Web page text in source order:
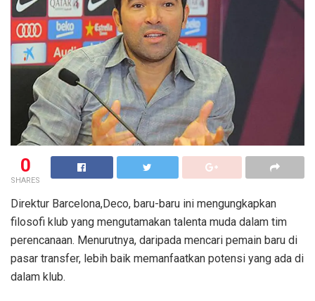
0
SHARES
Direktur Barcelona,​​Deco, baru-baru ini mengungkapkan
filosofi klub yang mengutamakan talenta muda dalam tim
perencanaan. Menurutnya, daripada mencari pemain baru di
pasar transfer, lebih baik memanfaatkan potensi yang ada di
dalam klub.